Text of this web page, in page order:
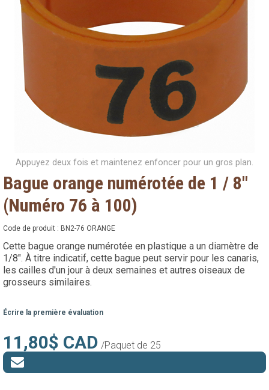
Appuyez deux fois et maintenez enfoncer pour un gros plan.
Bague orange numérotée de 1 / 8"
(Numéro 76 à 100)
Code de produit : BN2-76 ORANGE
Cette bague orange numérotée en plastique a un diamètre de
1/8". À titre indicatif, cette bague peut servir pour les canaris,
les cailles d'un jour à deux semaines et autres oiseaux de
grosseurs similaires.
Écrire la première évaluation
11,80$ CAD /Paquet de 25